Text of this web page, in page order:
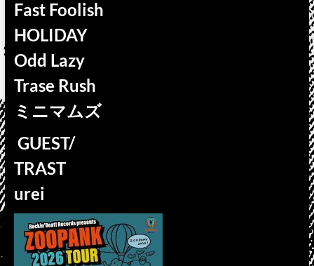
Fast Foolish
HOLIDAY
Odd Lazy
Trase Rush
ミニマムズ
GUEST/
TRAST
urei